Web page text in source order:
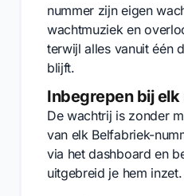
nummer zijn eigen
wachtmuziek en
terwijl alles vanuit één
blijft.
Inbegrepen bij elk
De wachtrij is zonder
van elk Belfabriek-
via het dashboard en
uitgebreid je hem inzet.